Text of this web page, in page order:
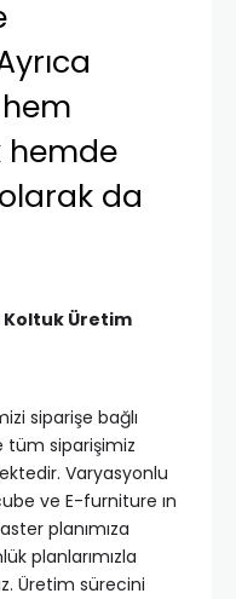
hemde
da
Koltuk Üretim
siparişe bağlı
tüm siparişimiz
Varyasyonlu
ve E-furniture ın
planımıza
planlarımızla
Üretim sürecini